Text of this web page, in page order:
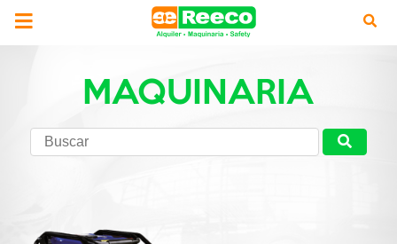
MAQUINARIA